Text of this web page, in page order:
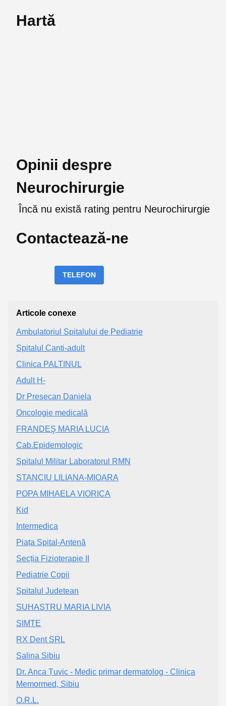
Hartă
Opinii despre
Neurochirurgie
Încă nu există rating pentru Neurochirurgie
Contactează-ne
TELEFON
Articole conexe
Ambulatoriul Spitalului de Pediatrie
Spitalul Canti-adult
Clinica PALTINUL
Adult H-
Dr Presecan Daniela
Oncologie medicală
FRANDEŞ MARIA LUCIA
Cab.Epidemologic
Spitalul Militar Laboratorul RMN
STANCIU LILIANA-MIOARA
POPA MIHAELA VIORICA
Kid
Intermedica
Piața Spital-Antenă
Secția Fizioterapie II
Pediatrie Copii
Spitalul Judetean
SUHASTRU MARIA LIVIA
SIMTE
RX Dent SRL
Salina Sibiu
Dr. Anca Țuvic - Medic primar dermatolog - Clinica
Memormed, Sibiu
O.R.L.